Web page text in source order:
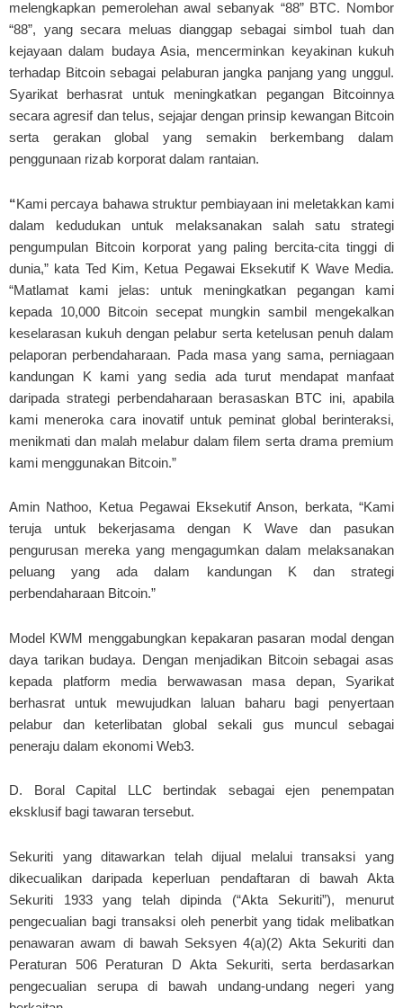
melengkapkan pemerolehan awal sebanyak “88” BTC. Nombor
“88”, yang secara meluas dianggap sebagai simbol tuah dan
kejayaan dalam budaya Asia, mencerminkan keyakinan kukuh
terhadap Bitcoin sebagai pelaburan jangka panjang yang unggul.
Syarikat berhasrat untuk meningkatkan pegangan Bitcoinnya
secara agresif dan telus, sejajar dengan prinsip kewangan Bitcoin
serta gerakan global yang semakin berkembang dalam
penggunaan rizab korporat dalam rantaian.
“Kami percaya bahawa struktur pembiayaan ini meletakkan kami
dalam kedudukan untuk melaksanakan salah satu strategi
pengumpulan Bitcoin korporat yang paling bercita-cita tinggi di
dunia,” kata Ted Kim, Ketua Pegawai Eksekutif K Wave Media.
“Matlamat kami jelas: untuk meningkatkan pegangan kami
kepada 10,000 Bitcoin secepat mungkin sambil mengekalkan
keselarasan kukuh dengan pelabur serta ketelusan penuh dalam
pelaporan perbendaharaan. Pada masa yang sama, perniagaan
kandungan K kami yang sedia ada turut mendapat manfaat
daripada strategi perbendaharaan berasaskan BTC ini, apabila
kami meneroka cara inovatif untuk peminat global berinteraksi,
menikmati dan malah melabur dalam filem serta drama premium
kami menggunakan Bitcoin.”
Amin Nathoo, Ketua Pegawai Eksekutif Anson, berkata, “Kami
teruja untuk bekerjasama dengan K Wave dan pasukan
pengurusan mereka yang mengagumkan dalam melaksanakan
peluang yang ada dalam kandungan K dan strategi
perbendaharaan Bitcoin.”
Model KWM menggabungkan kepakaran pasaran modal dengan
daya tarikan budaya. Dengan menjadikan Bitcoin sebagai asas
kepada platform media berwawasan masa depan, Syarikat
berhasrat untuk mewujudkan laluan baharu bagi penyertaan
pelabur dan keterlibatan global sekali gus muncul sebagai
peneraju dalam ekonomi Web3.
D. Boral Capital LLC bertindak sebagai ejen penempatan
eksklusif bagi tawaran tersebut.
Sekuriti yang ditawarkan telah dijual melalui transaksi yang
dikecualikan daripada keperluan pendaftaran di bawah Akta
Sekuriti 1933 yang telah dipinda (“Akta Sekuriti”), menurut
pengecualian bagi transaksi oleh penerbit yang tidak melibatkan
penawaran awam di bawah Seksyen 4(a)(2) Akta Sekuriti dan
Peraturan 506 Peraturan D Akta Sekuriti, serta berdasarkan
pengecualian serupa di bawah undang-undang negeri yang